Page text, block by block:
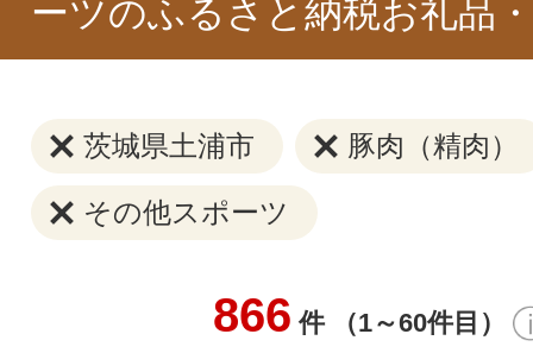
ーツのふるさと納税お礼品
茨城県土浦市 豚肉（精肉）
その他スポーツ
866 件 （1～60件目）